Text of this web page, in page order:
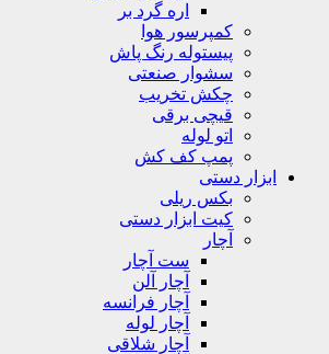
اره گرد بر
کمپرسور هوا
پیستوله رنگ پاش
سشوار صنعتی
چکش تخریب
قیچی برقی
اتو لوله
پمپ کف کش
ابزار دستی
بکس ریلی
کیت ابزار دستی
آچار
ست آچار
آچار آلن
آچار فرانسه
آچار لوله
آچار شلاقی